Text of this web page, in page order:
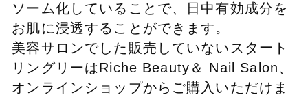
ソーム化していることで、日中有効成分を
お肌に浸透することができます。
美容サロンでした販売していないスタート
リングリーはRiche Beauty＆ Nail Salon、
オンラインショップからご購入いただけま